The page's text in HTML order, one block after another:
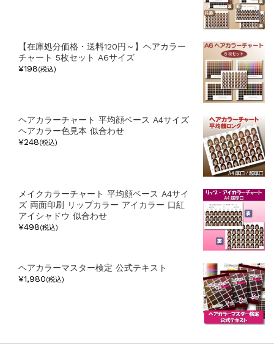
【在庫処分価格・送料120円～】ヘアカラー
チャート 5枚セット A6サイズ
¥198(税込)
ヘアカラーチャート 平均顔ベース A4サイズ
ヘアカラー色見本 似合わせ
¥248(税込)
メイクカラーチャート 平均顔ベース A4サイ
ズ 両面印刷 リップカラー アイカラー 口紅
アイシャドウ 似合わせ
¥498(税込)
ヘアカラーマスター検定 公式テキスト
¥1,980(税込)